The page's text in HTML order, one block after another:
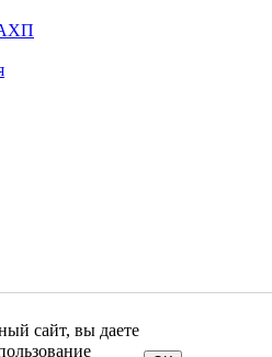
АХП
данных
сайт, вы даете